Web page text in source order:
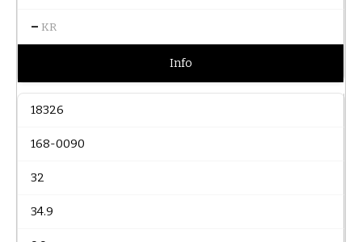
– KR
Info
18326
168-0090
32
34.9